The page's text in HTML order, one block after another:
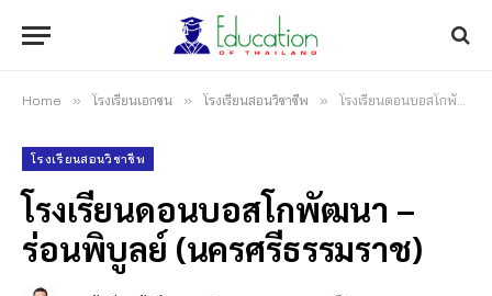
Home » โรงเรียนเอกชน » โรงเรียนสอนวิชาชีพ » โรงเรียนดอนบอสโกพัฒนา – ร่อนพิบูลย์ (นครศรีธรรมราช)
โรงเรียนสอนวิชาชีพ
โรงเรียนดอนบอสโกพัฒนา –
ร่อนพิบูลย์ (นครศรีธรรมราช)